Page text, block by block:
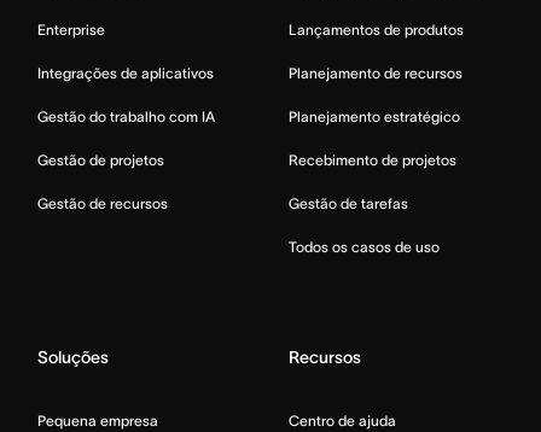
Enterprise
Integrações de aplicativos
Gestão do trabalho com IA
Gestão de projetos
Gestão de recursos
Lançamentos de produtos
Planejamento de recursos
Planejamento estratégico
Recebimento de projetos
Gestão de tarefas
Todos os casos de uso
Soluções
Pequena empresa
Recursos
Centro de ajuda